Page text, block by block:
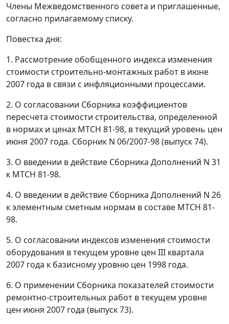
Члены Межведомственного совета и приглашенные,
согласно прилагаемому списку.
Повестка дня:
1. Рассмотрение обобщенного индекса изменения
стоимости строительно-монтажных работ в июне
2007 года в связи с инфляционными процессами.
2. О согласовании Сборника коэффициентов
пересчета стоимости строительства, определенной
в нормах и ценах МТСН 81-98, в текущий уровень цен
июня 2007 года. Сборник N 06/2007-98 (выпуск 74).
3. О введении в действие Сборника Дополнений N 31
к МТСН 81-98.
4. О введении в действие Сборника Дополнений N 26
к элементным сметным нормам в составе МТСН 81-
98.
5. О согласовании индексов изменения стоимости
оборудования в текущем уровне цен III квартала
2007 года к базисному уровню цен 1998 года.
6. О применении Сборника показателей стоимости
ремонтно-строительных работ в текущем уровне
цен июня 2007 года (выпуск 73).